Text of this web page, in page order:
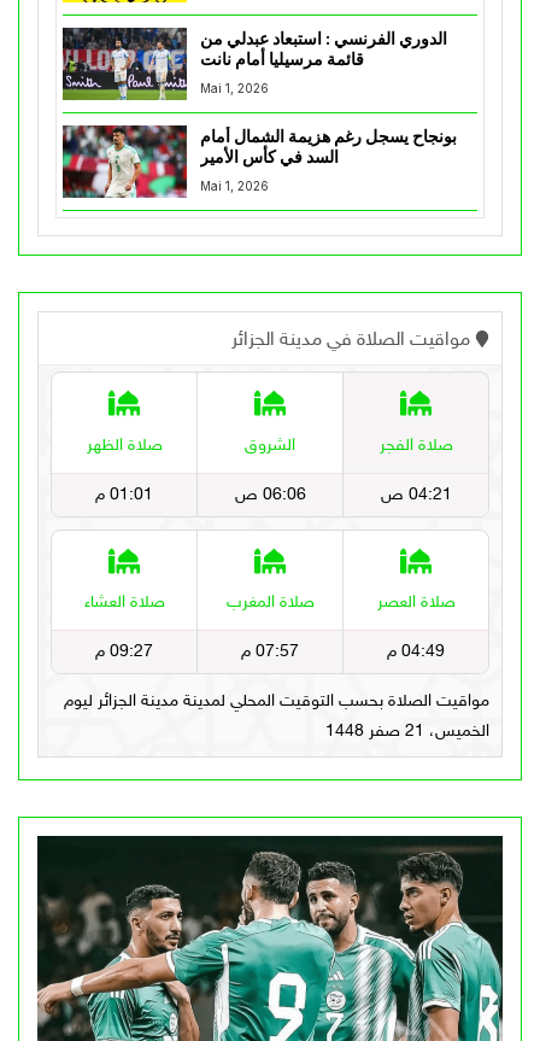
الدوري الفرنسي : استبعاد عبدلي من
قائمة مرسيليا أمام نانت
Mai 1, 2026
بونجاح يسجل رغم هزيمة الشمال أمام
السد في كأس الأمير
Mai 1, 2026